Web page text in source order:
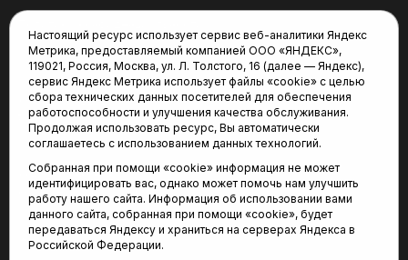
Редакция:
625035, Тюмень, пр. Геологоразведчиков, 28А
(3452) 68-22-28
tum-arena@mail.ru
Отдел продаж:
(3452) 68-89-78
kotovaev@sibinformburo.ru
Настоящий ресурс использует сервис веб-аналитики Яндекс
Метрика, предоставляемый компанией ООО «ЯНДЕКС»,
119021, Россия, Москва, ул. Л. Толстого, 16 (далее — Яндекс),
сервис Яндекс Метрика использует файлы «cookie» с целью
сбора технических данных посетителей для обеспечения
работоспособности и улучшения качества обслуживания.
Продолжая использовать ресурс, Вы автоматически
соглашаетесь с использованием данных технологий.
Собранная при помощи «cookie» информация не может
идентифицировать вас, однако может помочь нам улучшить
работу нашего сайта. Информация об использовании вами
данного сайта, собранная при помощи «cookie», будет
передаваться Яндексу и храниться на серверах Яндекса в
Российской Федерации.